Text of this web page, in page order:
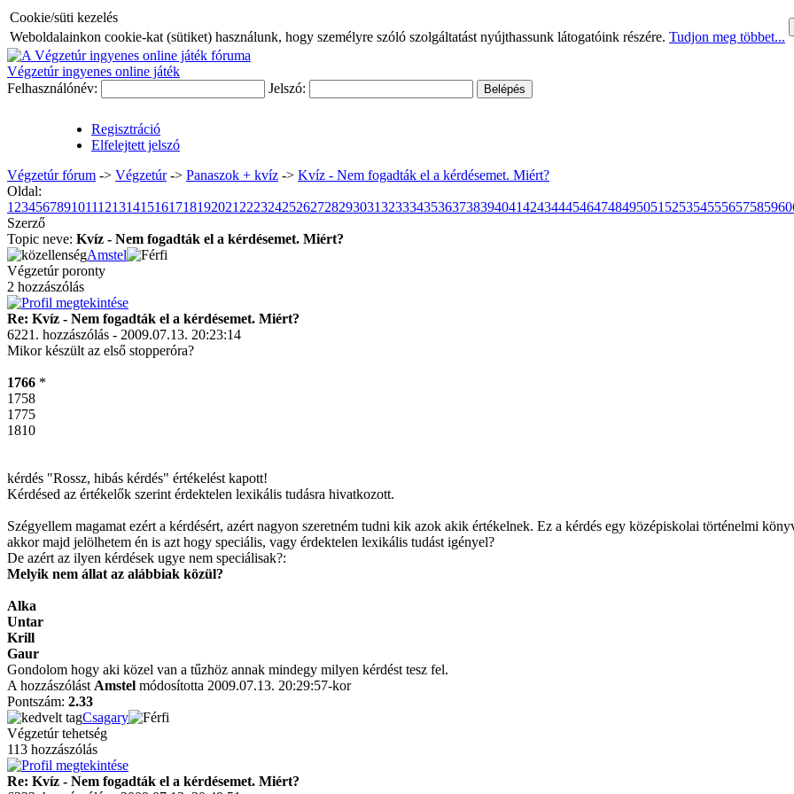
Cookie/süti kezelés
Weboldalainkon cookie-kat (sütiket) használunk, hogy személyre szóló szolgáltatást nyújthassunk látogatóink részére. Tudjon meg többet...
Végzetúr ingyenes online játék
Felhasználónév:
Jelszó:
Regisztráció
Elfelejtett jelszó
Végzetúr fórum -> Végzetúr-> Panaszok + kvíz -> Kvíz - Nem fogadták el a kérdésemet. Miért?
Oldal:
1 23456789101112131415161718192021 222324252627282930313233343536373839404142434445464748495051 525354555657585960
Szerző
Topic neve: Kvíz - Nem fogadták el a kérdésemet. Miért?
Amstel
Végzetúr poronty
2 hozzászólás
Re: Kvíz - Nem fogadták el a kérdésemet. Miért?
6221. hozzászólás - 2009.07.13. 20:23:14
Mikor készült az első stopperóra?
1766 *
1758
1775
1810
kérdés "Rossz, hibás kérdés" értékelést kapott!
Kérdésed az értékelők szerint érdektelen lexikális tudásra hivatkozott.
Szégyellem magamat ezért a kérdésért, azért nagyon szeretném tudni kik azok akik értékelnek. Ez a kérdés egy középiskolai történelmi
akkor majd jelölhetem én is azt hogy speciális, vagy érdektelen lexikális tudást igényel?
De azért az ilyen kérdések ugye nem speciálisak?:
Melyik nem állat az alábbiak közül?
Alka
Untar
Krill
Gaur
Gondolom hogy aki közel van a tűzhöz annak mindegy milyen kérdést tesz fel.
A hozzászólást Amstel módosította 2009.07.13. 20:29:57-kor
Pontszám: 2.33
Csagary
Végzetúr tehetség
113 hozzászólás
Re: Kvíz - Nem fogadták el a kérdésemet. Miért?